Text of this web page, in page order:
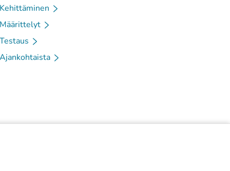
Kehittäminen
Määrittelyt
Testaus
Ajankohtaista